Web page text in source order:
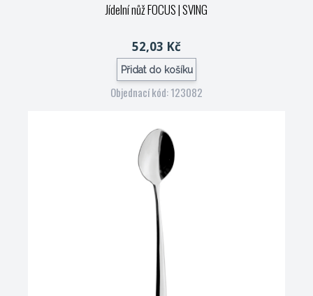
Jídelní nůž FOCUS| SVING
52,03 Kč
Přidat do košíku
Objednací kód: 123082